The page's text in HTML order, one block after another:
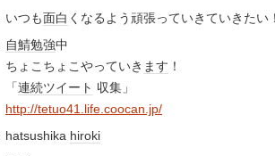
いつも面白 くなるよう頑張っていきていきたい
自鯖勉強中
ちょこちょこやっていき ます ！
「連続ツイート 収集」
http://tetuo41.life.coocan.jp/
hatsushika hiroki